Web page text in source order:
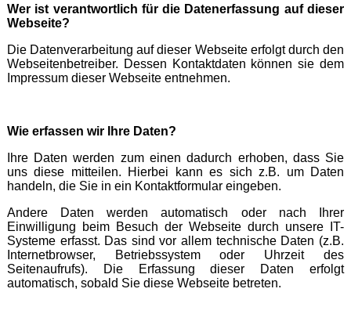
Wer ist verantwortlich für die Datenerfassung auf dieser
Webseite?
Die Datenverarbeitung auf dieser Webseite erfolgt durch den
Webseitenbetreiber. Dessen Kontaktdaten können sie dem
Impressum dieser Webseite entnehmen.
Wie erfassen wir Ihre Daten?
Ihre Daten werden zum einen dadurch erhoben, dass Sie
uns diese mitteilen. Hierbei kann es sich z.B. um Daten
handeln, die Sie in ein Kontaktformular eingeben.
Andere Daten werden automatisch oder nach Ihrer
Einwilligung beim Besuch der Webseite durch unsere IT-
Systeme erfasst. Das sind vor allem technische Daten (z.B.
Internetbrowser, Betriebssystem oder Uhrzeit des
Seitenaufrufs). Die Erfassung dieser Daten erfolgt
automatisch, sobald Sie diese Webseite betreten.